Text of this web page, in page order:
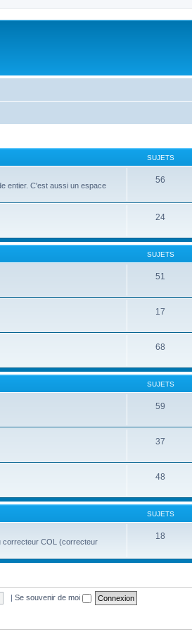
SUJETS
entier. C'est aussi un espace
56
24
SUJETS
51
17
68
SUJETS
59
37
48
SUJETS
correcteur COL (correcteur
18
| Se souvenir de moi